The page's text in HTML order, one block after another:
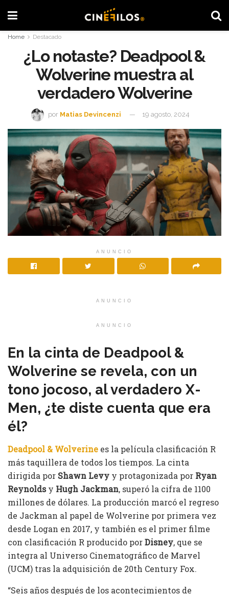
Home Destacado
¿Lo notaste? Deadpool &
Wolverine muestra al
verdadero Wolverine
por Matias Devincenzi 19 agosto, 2024
ANUNCIO
ANUNCIO
ANUNCIO
En la cinta de Deadpool &
Wolverine se revela, con un
tono jocoso, al verdadero X-
Men, ¿te diste cuenta que era
él?
Deadpool & Wolverine es la película clasificación R
más taquillera de todos los tiempos. La cinta
dirigida por Shawn Levy y protagonizada por Ryan
Reynoldsy Hugh Jackman, superó la cifra de 1100
millones de dólares. La producción marcó el regreso
de Jackman al papel de Wolverine por primera vez
desde Logan en 2017, y también es el primer filme
con clasificación R producido porDisney, que se
integra al Universo Cinematográfico de Marvel
(UCM) tras la adquisición de 20th Century Fox.
“Seis años después de los acontecimientos de